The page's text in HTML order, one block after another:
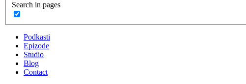
Search in pages
Podkasti
Epizode
Studio
Blog
Contact